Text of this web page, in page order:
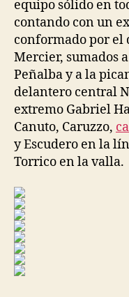
equipo sólido en
contando con un
conformado por el
Mercier, sumados
Peñalba y a la
delantero central
extremo Gabriel
Canuto, Caruzzo,
y Escudero en la
Torrico en la valla.